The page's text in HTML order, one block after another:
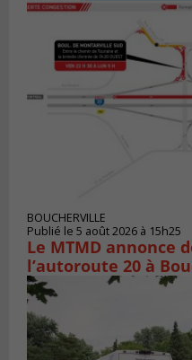
BOUCHERVILLE
Publié le 5 août 2026 à 15h25
Le MTMD annonce
l’autoroute 20 à